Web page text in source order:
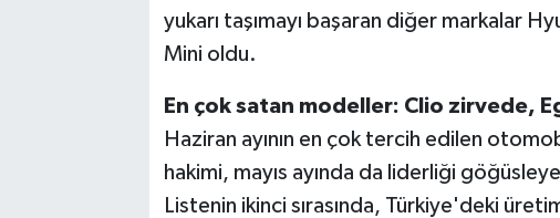
yukarı taşımayı başaran diğer markalar
Mini oldu.
En çok satan modeller: Clio zirvede,
Haziran ayının en çok tercih edilen
hakimi, mayıs ayında da liderliği
Listenin ikinci sırasında, Türkiye'deki